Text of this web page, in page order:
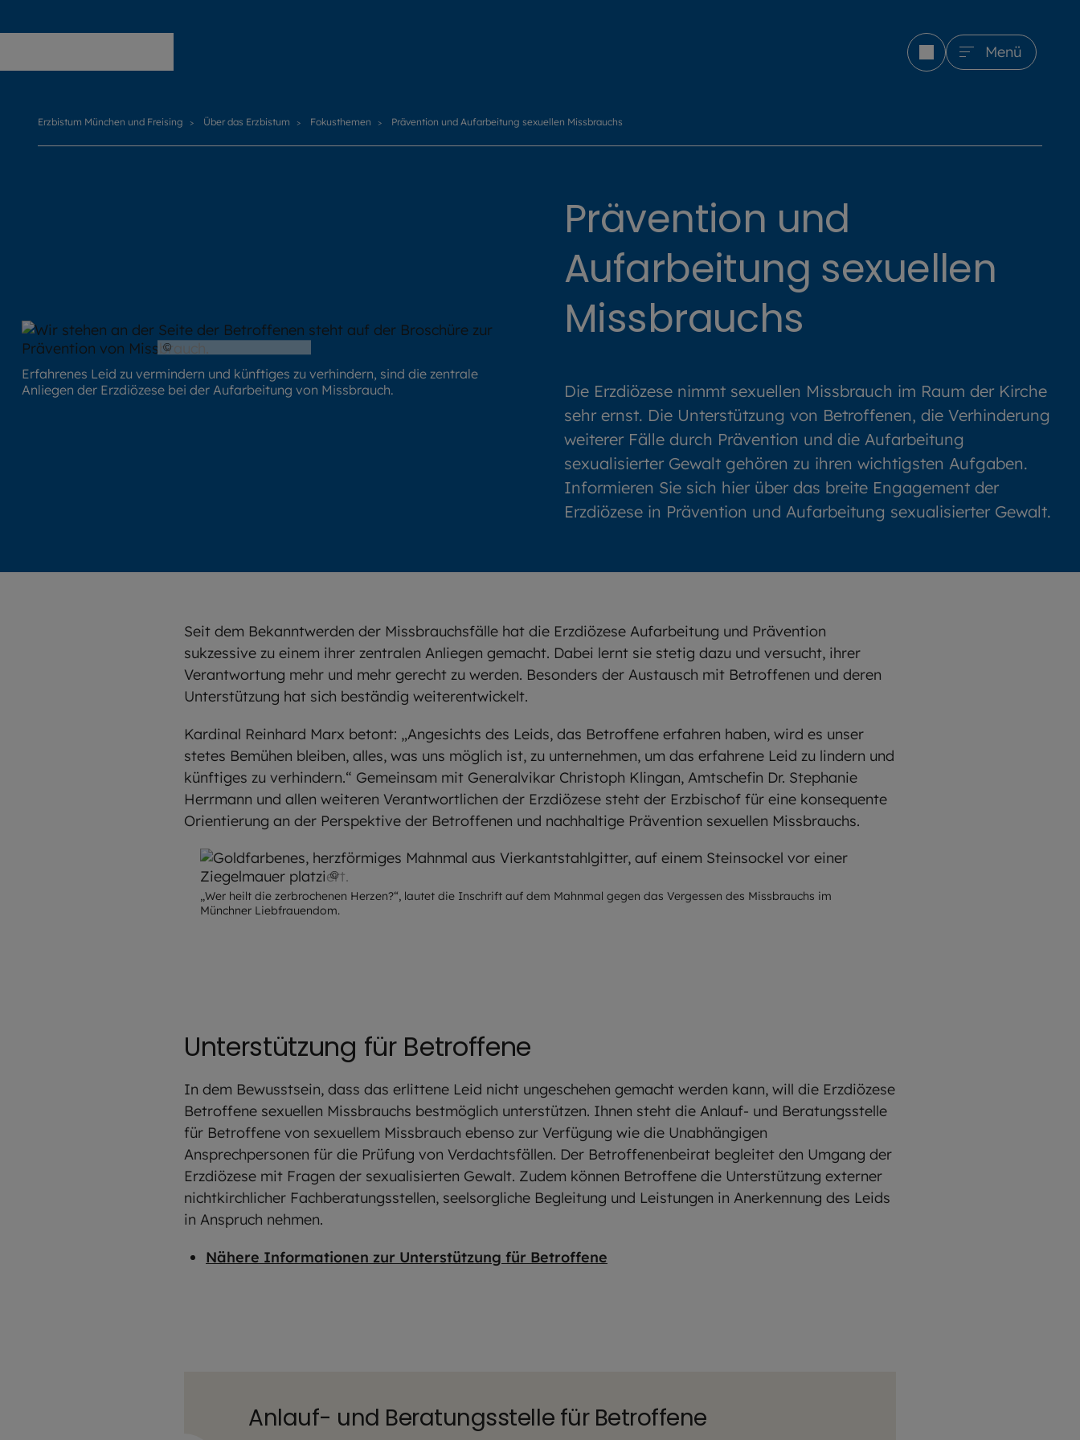
Menü
Erzbistum München und Freising Über das Erzbistum Fokusthemen Prävention und Aufarbeitung sexuellen Missbrauchs
© Hendrik Steffens / EOM
Erfahrenes Leid zu vermindern und künftiges zu verhindern, sind die zentrale
Anliegen der Erzdiözese bei der Aufarbeitung von Missbrauch.
Prävention und
Aufarbeitung sexuellen
Missbrauchs
Die Erzdiözese nimmt sexuellen Missbrauch im Raum der Kirche
sehr ernst. Die Unterstützung von Betroffenen, die Verhinderung
weiterer Fälle durch Prävention und die Aufarbeitung
sexualisierter Gewalt gehören zu ihren wichtigsten Aufgaben.
Informieren Sie sich hier über das breite Engagement der
Erzdiözese in Prävention und Aufarbeitung sexualisierter Gewalt.
Seit dem Bekanntwerden der Missbrauchsfälle hat die Erzdiözese Aufarbeitung und Prävention
sukzessive zu einem ihrer zentralen Anliegen gemacht. Dabei lernt sie stetig dazu und versucht, ihrer
Verantwortung mehr und mehr gerecht zu werden. Besonders der Austausch mit Betroffenen und deren
Unterstützung hat sich beständig weiterentwickelt.
Kardinal Reinhard Marx betont: „Angesichts des Leids, das Betroffene erfahren haben, wird es unser
stetes Bemühen bleiben, alles, was uns möglich ist, zu unternehmen, um das erfahrene Leid zu lindern und
künftiges zu verhindern.“ Gemeinsam mit Generalvikar Christoph Klingan, Amtschefin Dr. Stephanie
Herrmann und allen weiteren Verantwortlichen der Erzdiözese steht der Erzbischof für eine konsequente
Orientierung an der Perspektive der Betroffenen und nachhaltige Prävention sexuellen Missbrauchs.
©
„Wer heilt die zerbrochenen Herzen?“, lautet die Inschrift auf dem Mahnmal gegen das Vergessen des Missbrauchs im
Münchner Liebfrauendom.
Unterstützung für Betroffene
In dem Bewusstsein, dass das erlittene Leid nicht ungeschehen gemacht werden kann, will die Erzdiözese
Betroffene sexuellen Missbrauchs bestmöglich unterstützen. Ihnen steht die Anlauf- und Beratungsstelle
für Betroffene von sexuellem Missbrauch ebenso zur Verfügung wie die Unabhängigen
Ansprechpersonen für die Prüfung von Verdachtsfällen. Der Betroffenenbeirat begleitet den Umgang der
Erzdiözese mit Fragen der sexualisierten Gewalt. Zudem können Betroffene die Unterstützung externer
nichtkirchlicher Fachberatungsstellen, seelsorgliche Begleitung und Leistungen in Anerkennung des Leids
in Anspruch nehmen.
Nähere Informationen zur Unterstützung für Betroffene
Anlauf- und Beratungsstelle für Betroffene